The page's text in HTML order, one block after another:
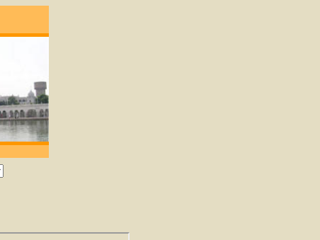
die lief heeft zal God verkrijgen. -Guru